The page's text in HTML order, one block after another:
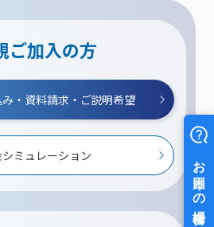
ご加入の方
・資料請求・ご説明希望
ミュレーション